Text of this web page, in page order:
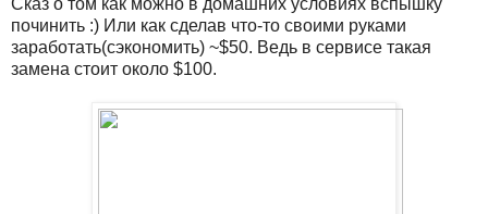
починить :) Или как сделав что-то своими руками
заработать(сэкономить) ~$50. Ведь в сервисе такая
замена стоит около $100.